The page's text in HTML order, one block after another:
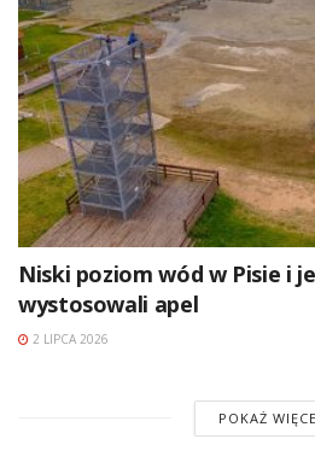
Niski poziom wód w Pisie i
wystosowali apel
2 LIPCA 2026
POKAŻ